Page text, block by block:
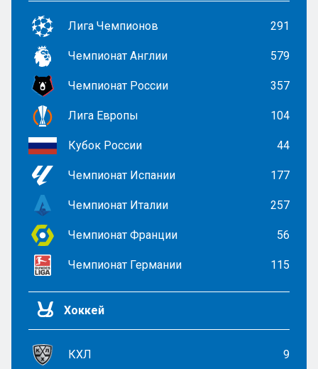
Лига Чемпионов 291
Чемпионат Англии 579
Чемпионат России 357
Лига Европы 104
Кубок России 44
Чемпионат Испании 177
Чемпионат Италии 257
Чемпионат Франции 56
Чемпионат Германии 115
Хоккей
КХЛ 9